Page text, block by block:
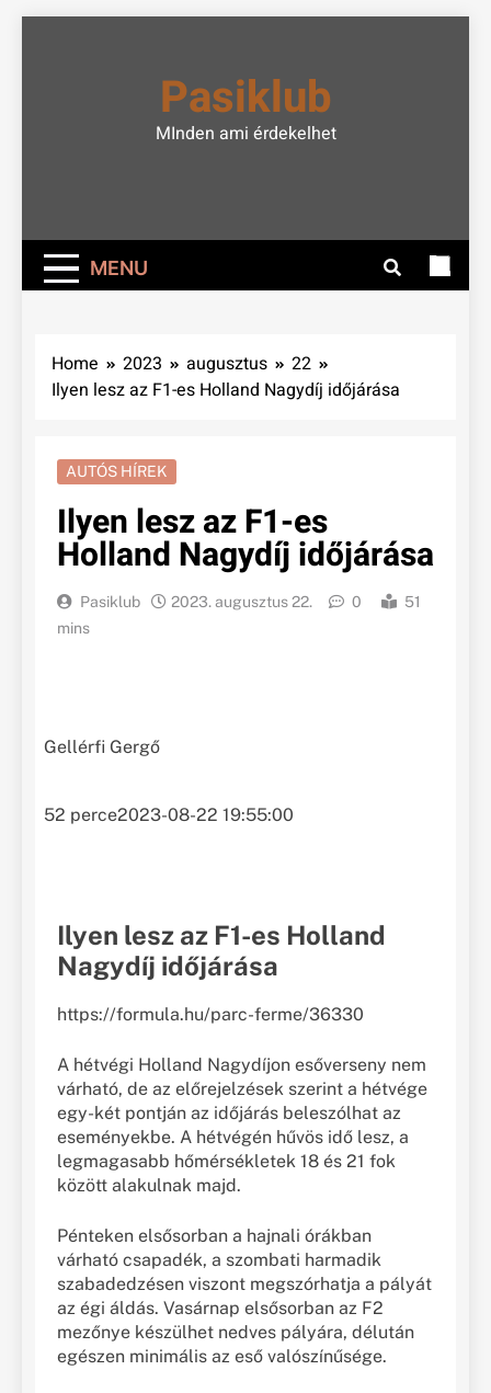
Pasiklub
MInden ami érdekelhet
MENU
Home 2023 augusztus
22
Ilyen lesz az F1-es Holland Nagydíj időjárása
AUTÓS HÍREK
Ilyen lesz az F1-es
Holland Nagydíj időjárása
Pasiklub 2023. augusztus 22. 0
51
mins
Gellérfi Gergő
52 perce2023-08-22 19:55:00
Ilyen lesz az F1-es Holland
Nagydíj időjárása
https://formula.hu/parc-ferme/36330
A hétvégi Holland Nagydíjon esőverseny nem
várható, de az előrejelzések szerint a hétvége
egy-két pontján az időjárás beleszólhat az
eseményekbe. A hétvégén hűvös idő lesz, a
legmagasabb hőmérsékletek 18 és 21 fok
között alakulnak majd.
Pénteken elsősorban a hajnali órákban
várható csapadék, a szombati harmadik
szabadedzésen viszont megszórhatja a pályát
az égi áldás. Vasárnap elsősorban az F2
mezőnye készülhet nedves pályára, délután
egészen minimális az eső valószínűsége.